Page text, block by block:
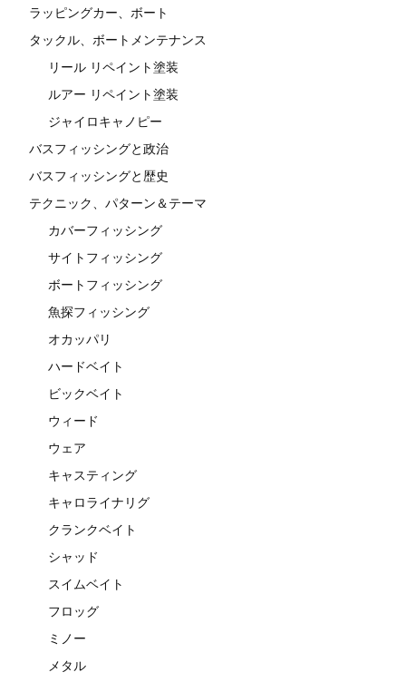
ラッピングカー、ボート
タックル、ボートメンテナンス
リール リペイント塗装
ルアー リペイント塗装
ジャイロキャノピー
バスフィッシングと政治
バスフィッシングと歴史
テクニック、パターン＆テーマ
カバーフィッシング
サイトフィッシング
ボートフィッシング
魚探フィッシング
オカッパリ
ハードベイト
ビックベイト
ウィード
ウェア
キャスティング
キャロライナリグ
クランクベイト
シャッド
スイムベイト
フロッグ
ミノー
メタル